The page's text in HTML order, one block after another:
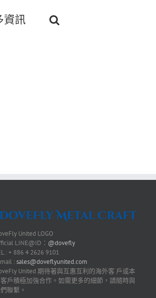
資訊
United LOGO
LINE@ID： @dovefly
: + 886 4 2626 9101
:sales@doveflyunited.com
United 期待著與互惠互利的海外客 戶或本
戶積極加強合作。如需更多的細節，請隨時與
聯繫。